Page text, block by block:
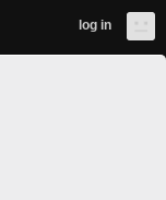
log in